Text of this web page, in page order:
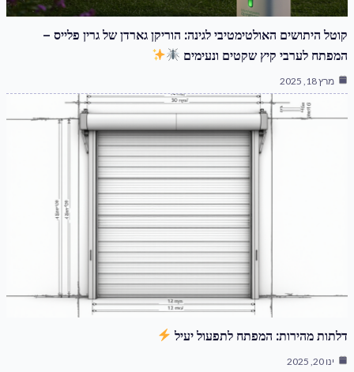
קוטל היתושים האולטימטיבי לגינה: הוריקן גארדן של גרין פלייס –
המפתח לערבי קיץ שקטים ונעימים
מרץ 18, 2025
דלתות מהירות: המפתח לתפעול יעיל
ינו 20, 2025